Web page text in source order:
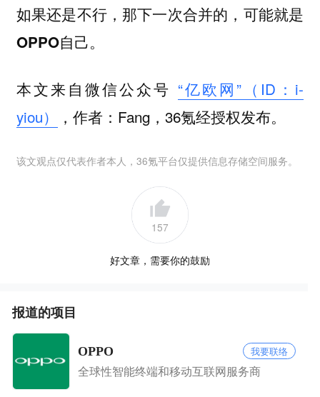
如果还是不行，那下一次合并的，可能就是
OPPO自己。
本文来自微信公众号 “亿欧网”（ID：i-
yiou）
，作者：Fang，36氪经授权发布。
该文观点仅代表作者本人，36氪平台仅提供信息存储空间服务。
157
好文章，需要你的鼓励
报道的项目
OPPO 我要联络
全球性智能终端和移动互联网服务商